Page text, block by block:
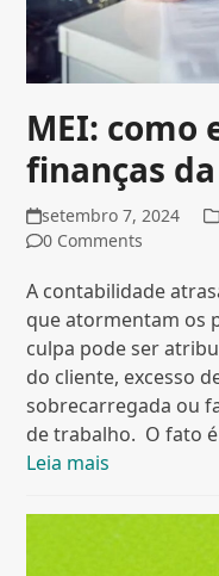
MEI: como
finanças
setembro 7, 2024
0 Comments
A contabilidade
que atormentam os
culpa pode ser
do cliente, excesso
sobrecarregada ou
de trabalho. O fato
Leia mais